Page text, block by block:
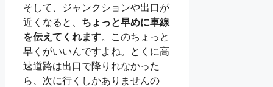
そして、ジャンクションや出口が
近くなると、 ちょっと早めに車線
を伝えてくれます。このちょっと
早くがいいんですよね。とくに高
速道路は出口で降りれなかった
ら、次に行くしかありませんの